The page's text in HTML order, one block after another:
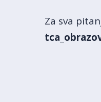
Za sva